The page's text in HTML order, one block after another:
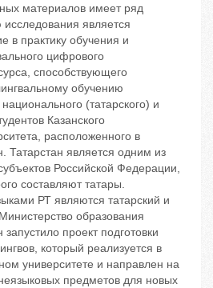
материалов имеет ряд
является
в практику обучения и
цифрового
способствующего
обучению
(татарского) и
Казанского
расположенного в
Татарстан является одним из
Российской Федерации,
составляют татары.
РТ являются татарский и
образования
запустило проект подготовки
который реализуется в
университете и направлен на
предметов для новых